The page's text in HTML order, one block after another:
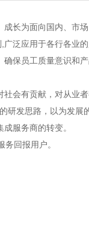
长为面向国内、市
泛应用于各行各业的
保员工质量意识和
会有贡献，对从业
发思路，以为发展
服务商的转变。
回报用户。